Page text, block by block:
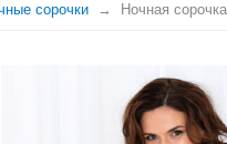
сорочки Ночная